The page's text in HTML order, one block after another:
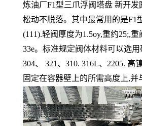
炼油厂F1型三爪浮阀塔盘 新开
松动不脱落。其中最常用的是F1
(111).轻阀厚度为1.5oy,重约25;,
33e。标准规定阀体材料可以选用
304、 321、310. 316L、2205. 高
固定在容器壁上的所需高度上,并